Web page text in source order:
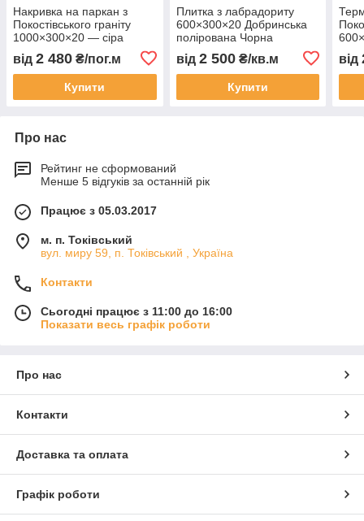
Накривка на паркан з
Покостівського граніту
1000×300×20 — сіра
від 2 480 ₴/пог.м
Купити
Плитка з лабрадориту
600×300×20 Добринська
полірована Чорна
від 2 500₴/кв.м
Купити
від
Про нас
Рейтинг не сформований
Менше 5 відгуків за останній рік
Працює з 05.03.2017
м. п. Токівський
вул. миру 59, п. Токівський , Україна
Контакти
Сьогодні працює з 11:00 до 16:00
Показати весь графік роботи
Про нас
Контакти
Доставка та оплата
Графік роботи